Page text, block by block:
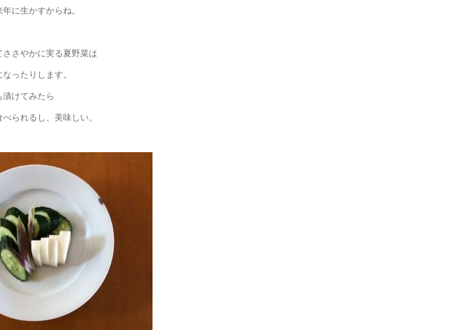
に生かすからね。
ささやかに実る夏野菜は
ったりします。
漬けてみたら
られるし、美味しい。